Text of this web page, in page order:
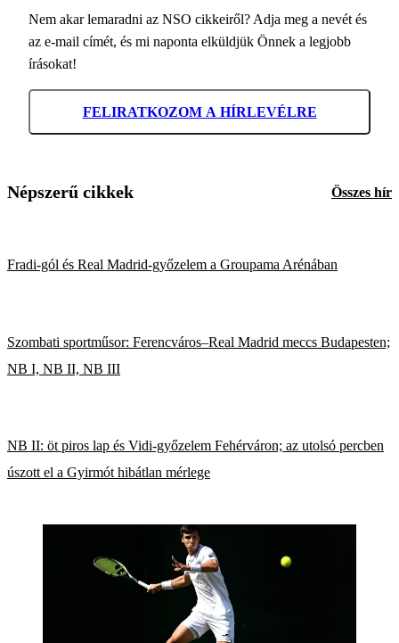
Nem akar lemaradni az NSO cikkeiről? Adja meg a nevét és
az e-mail címét, és mi naponta elküldjük Önnek a legjobb
írásokat!
FELIRATKOZOM A HÍRLEVÉLRE
Népszerű cikkek Összes hír
Fradi-gól és Real Madrid-győzelem a Groupama Arénában
Szombati sportműsor: Ferencváros–Real Madrid meccs Budapesten;
NB I, NB II, NB III
NB II: öt piros lap és Vidi-győzelem Fehérváron; az utolsó percben
úszott el a Gyirmót hibátlan mérlege